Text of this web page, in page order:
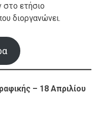
ετήσιο
διοργανώνει.
– 18 Απριλίου